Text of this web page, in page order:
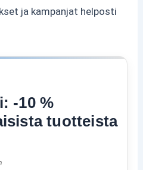
ja kampanjat helposti
-10 %
tuotteista